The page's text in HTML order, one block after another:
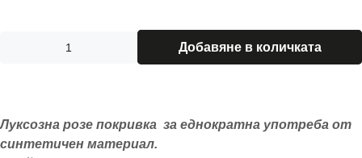
Добавяне в количката
Луксозна розе покривка за еднократна употреба от
синтетичен материал.